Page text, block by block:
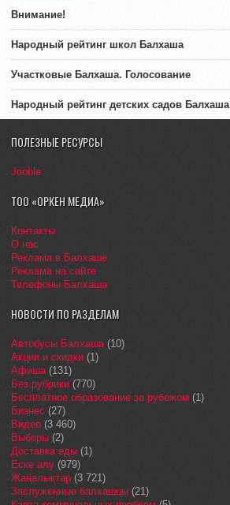
Внимание!
Народный рейтинг школ Балхаша
Участковые Балхаша. Голосование
Народный рейтинг детских садов Балхаша
ПОЛЕЗНЫЕ РЕСУРСЫ
Jooble
ТОО «ОРКЕН МЕДИА»
Контакты
О нас
Реклама в Балхаше
Реклама на сайте
Телефоны Балхаша
НОВОСТИ ПО РАЗДЕЛАМ
Автобусы Балхаша(10)
Акции и скидки (1)
Афиша(131)
Без рубрики (770)
Бесплатное образование за рубежом (1)
Бизнес (27)
Видео (3 460)
Выборы (2)
Доставка еды (1)
Еске алу (979)
Жаңалықтар (3 721)
Заслуженные балхашцы (21)